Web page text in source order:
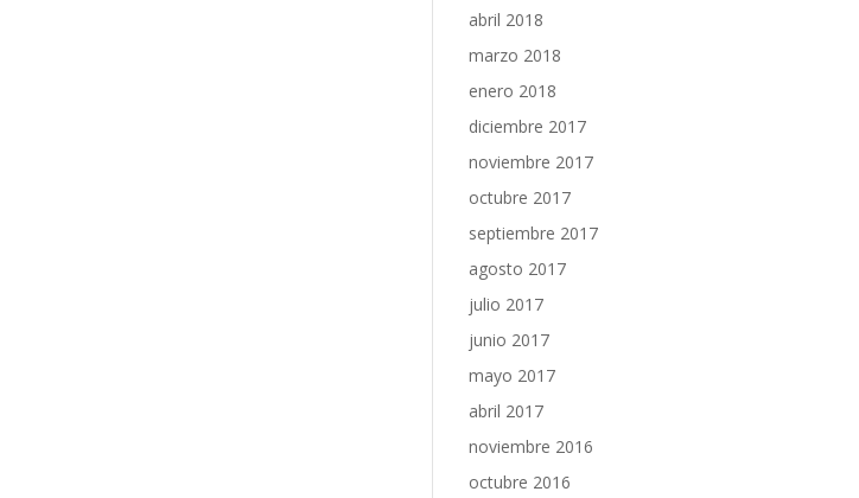
abril 2018
marzo 2018
enero 2018
diciembre 2017
noviembre 2017
octubre 2017
septiembre 2017
agosto 2017
julio 2017
junio 2017
mayo 2017
abril 2017
noviembre 2016
octubre 2016